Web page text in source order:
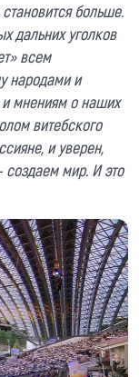
больше.
дальних уголков
всем
народами и
мнениям о наших
витебского
и уверен,
создаем мир. И это